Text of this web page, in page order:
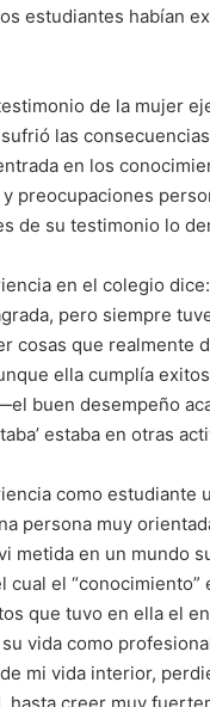
estudiantes habían
de la mujer
las
en los
preocupaciones
de su testimonio lo
en el colegio
pero siempre
cosas que realmente
ella cumplía
buen desempeño
estaba en otras
como estudiante
persona muy
metida en un mundo
cual el “conocimiento”
que tuvo en ella el
vida como
mi vida interior,